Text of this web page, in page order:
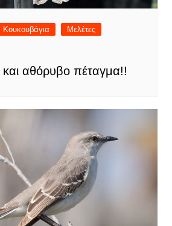
Κουκουβάγια
Μελέτες
αθόρυβο πέταγμα!!